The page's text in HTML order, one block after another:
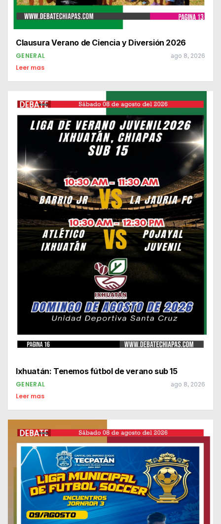
Clausura Verano de Ciencia y Diversión 2026
GENERAL ago 8, 2026
Leer mas
Ixhuatán: Tenemos fútbol de verano sub 15
GENERAL ago 8, 2026
Leer mas